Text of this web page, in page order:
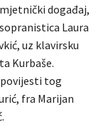
događaj,
Laura
uz klavirsku
Kurbaše.
povijesti tog
fra Marijan